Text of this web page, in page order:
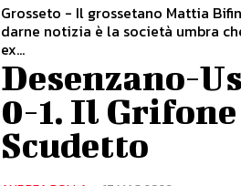
Grosseto - Il grossetano Mattia
darne notizia è la società umbra
ex...
Desenzano-
0-1. Il Grifone
Scudetto